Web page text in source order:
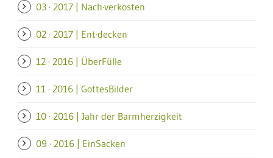
03 · 2017 | Nach·verkosten
02 · 2017 | Ent·decken
12 · 2016 | ÜberFülle
11 · 2016 | GottesBilder
10 · 2016 | Jahr der Barmherzigkeit
09 · 2016 | EinSacken